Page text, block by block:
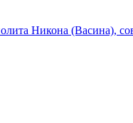
Никона (Васина),